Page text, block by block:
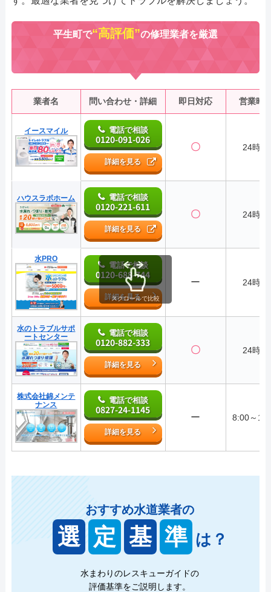
平生町で“高評価”の修理業者を厳選
業者名 問い合わせ・詳細 即日対応 営業時
イースマイル 電話で相談
0120-091-026
詳細を見る
〇 24時間
ハウスラボホーム 電話で相談
0120-221-611
詳細を見る
〇 24時間
水PRO
電話で相談
0120-688-744
詳細を見る
ー 24時間
水のトラブルサポ
ートセンター
電話で相談
0120-882-333
詳細を見る
〇 24時間
株式会社錦メンテ
ナンス
電話で相談
0827-24-1145
詳細を見る
ー 8:00～
スクロールで比較
おすすめ水道業者の
選 定 基 準 は？
水まわりのレスキューガイドの
評価基準をご説明します。